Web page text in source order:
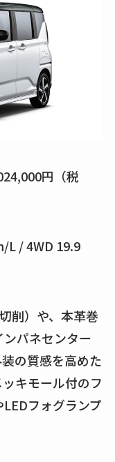
円（税
L / 4WD 19.9
削）や、本革巻
パネセンター
の質感を高めた
キモール付のフ
フォグランプ